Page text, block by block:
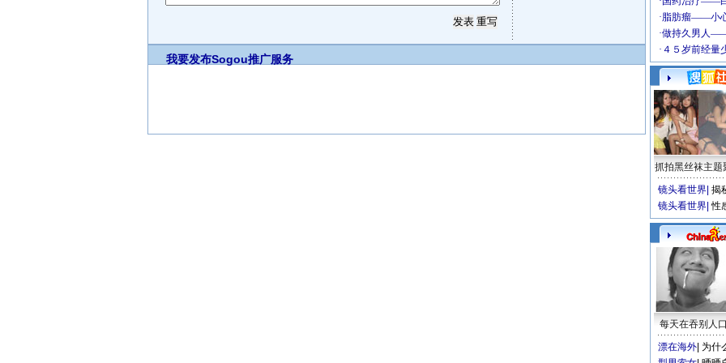
我要发布Sogou推广服务
抓拍黑丝袜主题
镜头看世界 揭
镜头看世界 性
每天在吞别人
漂在海外 为什